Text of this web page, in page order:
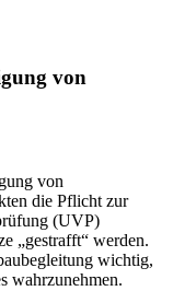
von
von
die Pflicht zur
(UVP)
„gestrafft“ werden.
wichtig,
wahrzunehmen.